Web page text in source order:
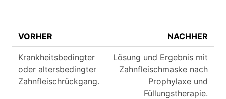
VORHER NACHHER
Krankheitsbedingter
oder altersbedingter
Zahnfleischrückgang.
Lösung und Ergebnis mit
Zahnfleischmaske nach
Prophylaxe und
Füllungstherapie.